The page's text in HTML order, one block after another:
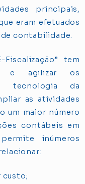
principais,
eram efetuados
contabilidade.
tem
e agilizar os
tecnologia da
as atividades
um maior número
contábeis em
inúmeros
custo;